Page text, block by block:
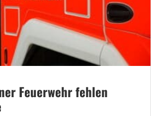
Feuerwehr fehlen